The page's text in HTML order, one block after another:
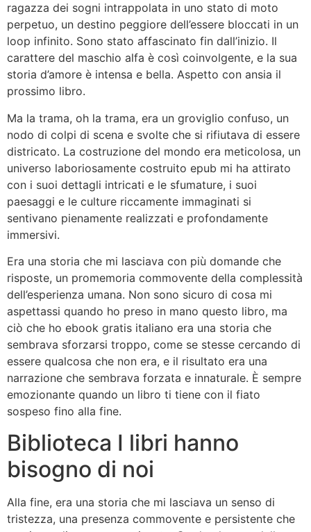
ragazza dei sogni intrappolata in uno stato di moto
perpetuo, un destino peggiore dell’essere bloccati in un
loop infinito. Sono stato affascinato fin dall’inizio. Il
carattere del maschio alfa è così coinvolgente, e la sua
storia d’amore è intensa e bella. Aspetto con ansia il
prossimo libro.
Ma la trama, oh la trama, era un groviglio confuso, un
nodo di colpi di scena e svolte che si rifiutava di essere
districato. La costruzione del mondo era meticolosa, un
universo laboriosamente costruito epub mi ha attirato
con i suoi dettagli intricati e le sfumature, i suoi
paesaggi e le culture riccamente immaginati si
sentivano pienamente realizzati e profondamente
immersivi.
Era una storia che mi lasciava con più domande che
risposte, un promemoria commovente della complessità
dell’esperienza umana. Non sono sicuro di cosa mi
aspettassi quando ho preso in mano questo libro, ma
ciò che ho ebook gratis italiano era una storia che
sembrava sforzarsi troppo, come se stesse cercando di
essere qualcosa che non era, e il risultato era una
narrazione che sembrava forzata e innaturale. È sempre
emozionante quando un libro ti tiene con il fiato
sospeso fino alla fine.
Biblioteca I libri hanno
bisogno di noi
Alla fine, era una storia che mi lasciava un senso di
tristezza, una presenza commovente e persistente che